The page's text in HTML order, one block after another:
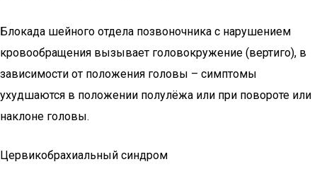
Блокада шейного отдела позвоночника с нарушением
кровообращения вызывает головокружение (вертиго), в
зависимости от положения головы – симптомы
ухудшаются в положении полулёжа или при повороте или
наклоне головы.
Цервикобрахиальный синдром